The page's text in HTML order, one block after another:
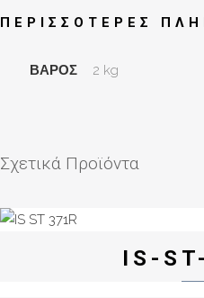
ΠΕΡΙΣΣΌΤΕΡΕΣ
ΒΆΡΟΣ 2 kg
Σχετικά Προϊόντα
IS-